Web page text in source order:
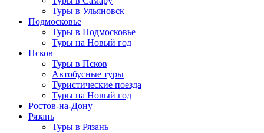
Туры в Ульяновск
Подмосковье
Туры в Подмосковье
Туры на Новый год
Псков
Туры в Псков
Автобусные туры
Туристические поезда
Туры на Новый год
Ростов-на-Дону
Рязань
Туры в Рязань